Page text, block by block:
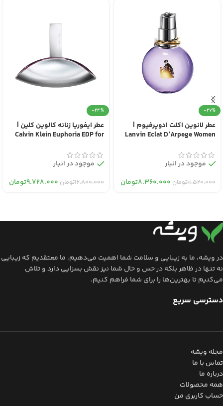
-27%
عطر لانوین اکلت ادوپرفیوم |
Lanvin Eclat D’Arpege Women
موجود در انبار
۱۱.۵۲۰.۰۰۰تومان ۸.۳۶۰.۰۰۰تومان
-24%
عطر ایفوریا زنانه کالوین کلین |
Calvin Klein Euphoria EDP for
موجود در انبار
۱۲.۸۰۰.۰۰۰تومان ۹.۷۲۸.۰۰۰تومان
در ویشه، ما به زیبایی و سلامت شما اهمیت می‌دهیم. ما معتقدیم که زیبایی
نه تنها در ظاهر بلکه در حس و حال شما نیز نقش بسزایی دارد و تلاش
می‌کنیم تا بهترین‌ها را برای شما فراهم کنیم.
دسترسی سریع
مجله ویشه
تماس با ما
درباره ما
همه محصولات
حساب کاربری من